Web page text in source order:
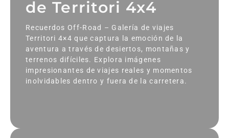
de Territori 4x4
Recuerdos Off-Road – Galería de viajes
Territori 4×4 que captura la emoción de la
aventura a través de desiertos, montañas y
terrenos difíciles. Explora imágenes
impresionantes de viajes reales y momentos
inolvidables dentro y fuera de la carretera.